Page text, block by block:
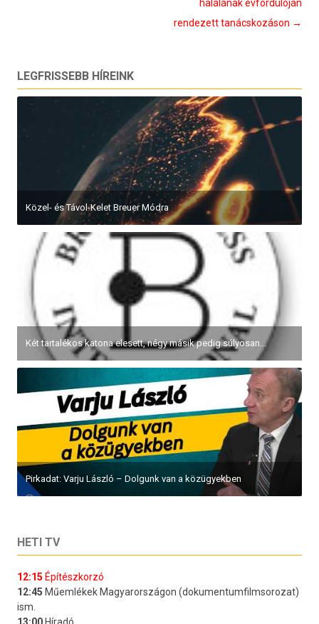
halálának évfordulóján
rendezett tanácskozáson →
LEGFRISSEBB HÍREINK
Közel- és Távol-Kelet Breuer Módra
Két tartalékos katona elesett, négy másik pedig súlyosan...
Pirkadat: Varju László – Dolgunk van a közügyekben
HETI TV